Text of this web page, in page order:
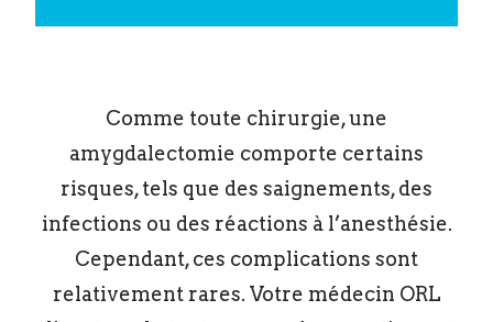
Comme toute chirurgie, une
amygdalectomie comporte certains
risques, tels que des saignements, des
infections ou des réactions à l’anesthésie.
Cependant, ces complications sont
relativement rares. Votre médecin ORL